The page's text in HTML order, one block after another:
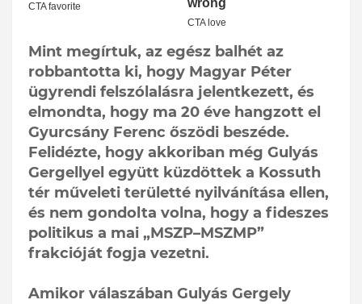
Mint megírtuk, az egész balhét az
robbantotta ki, hogy Magyar Péter
ügyrendi felszólalásra jelentkezett, és
elmondta, hogy ma 20 éve hangzott el
Gyurcsány Ferenc őszödi beszéde.
Felidézte, hogy akkoriban még Gulyás
Gergellyel együtt küzdöttek a Kossuth
tér műveleti területté nyilvánítása ellen,
és nem gondolta volna, hogy a fideszes
politikus a mai „MSZP–MSZMP”
frakcióját fogja vezetni.
Amikor válaszában Gulyás Gergely